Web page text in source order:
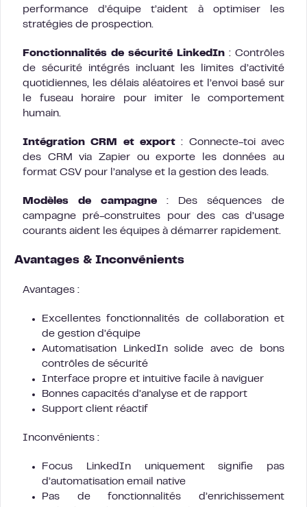
performance d’équipe t’aident à optimiser les
stratégies de prospection.
Fonctionnalités de sécurité LinkedIn : Contrôles
de sécurité intégrés incluant les limites d’activité
quotidiennes, les délais aléatoires et l’envoi basé sur
le fuseau horaire pour imiter le comportement
humain.
Intégration CRM et export : Connecte-toi avec
des CRM via Zapier ou exporte les données au
format CSV pour l’analyse et la gestion des leads.
Modèles de campagne : Des séquences de
campagne pré-construites pour des cas d’usage
courants aident les équipes à démarrer rapidement.
Avantages & Inconvénients
Avantages :
Excellentes fonctionnalités de collaboration et
de gestion d’équipe
Automatisation LinkedIn solide avec de bons
contrôles de sécurité
Interface propre et intuitive facile à naviguer
Bonnes capacités d’analyse et de rapport
Support client réactif
Inconvénients :
Focus LinkedIn uniquement signifie pas
d’automatisation email native
Pas de fonctionnalités d’enrichissement